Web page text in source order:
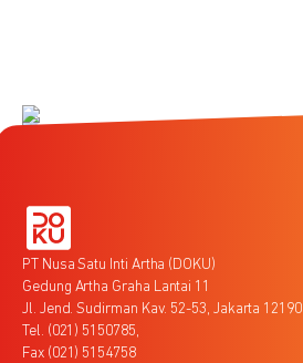
PT Nusa Satu Inti Artha (DOKU)
Gedung Artha Graha Lantai 11
Jl. Jend. Sudirman Kav. 52-53, Jakarta 12190
Tel. (021) 5150785,
Fax (021) 5154758